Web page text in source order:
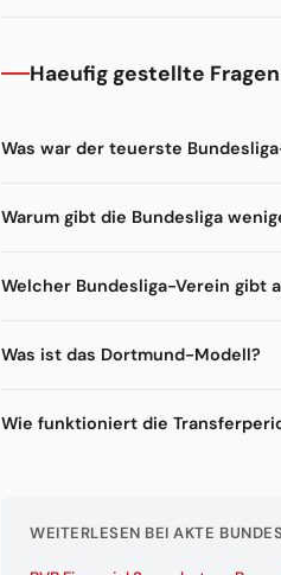
Haeufig gestellte Fragen
Was war der teuerste
Warum gibt die Bundesliga
Welcher Bundesliga-Verein gibt
Was ist das Dortmund-Modell?
Wie funktioniert die
WEITERLESEN BEI AKTE